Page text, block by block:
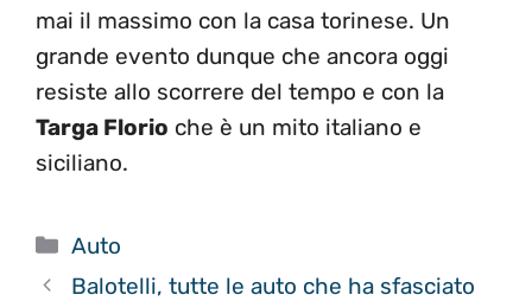
mai il massimo con la casa torinese. Un
grande evento dunque che ancora oggi
resiste allo scorrere del tempo e con la
Targa Florio che è un mito italiano e
siciliano.
Categorie
Auto
Balotelli, tutte le auto che ha sfasciato